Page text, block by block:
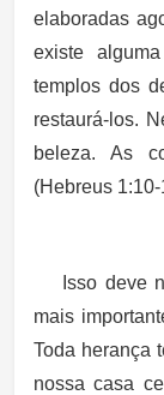
elaboradas
existe
templos dos
restaurá-los.
beleza. As
(Hebreus 1:10-
Isso deve
mais
Toda herança
nossa casa